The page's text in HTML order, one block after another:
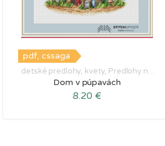
pdf, cssaga
detské predlohy, kvety, Predlohy na
vyšívanie, stredné predlohy
Dom v púpavách
8.20 €